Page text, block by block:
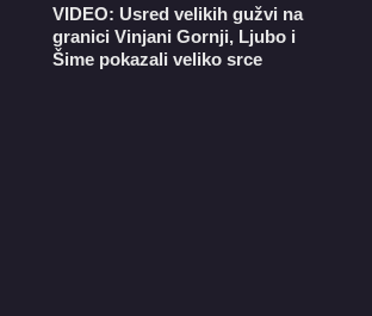
VIDEO: Usred velikih gužvi na
granici Vinjani Gornji, Ljubo i
Šime pokazali veliko srce